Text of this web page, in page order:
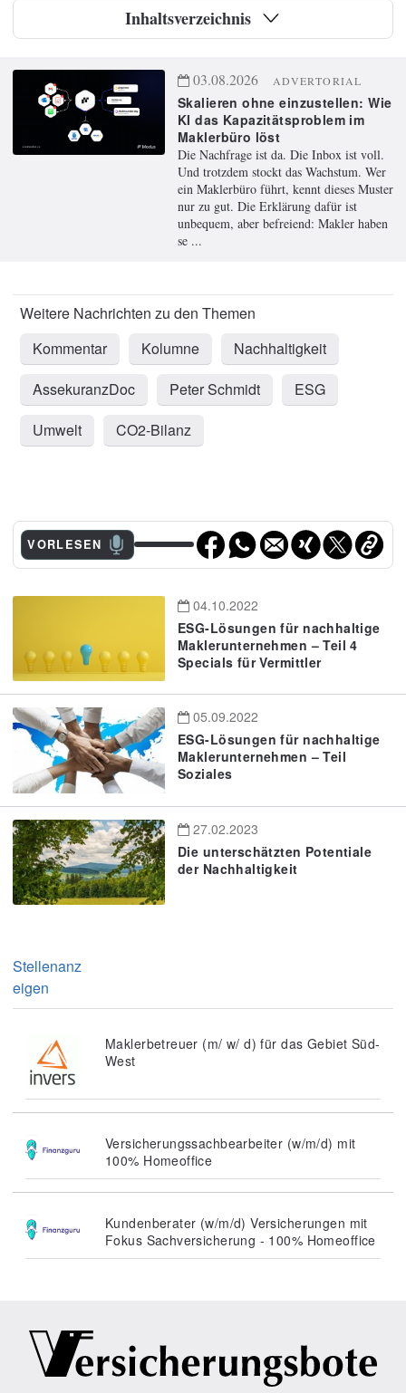
Inhaltsverzeichnis
03.08.2026 ADVERTORIAL
Skalieren ohne einzustellen: Wie
KI das Kapazitätsproblem im
Maklerbüro löst
Die Nachfrage ist da. Die Inbox ist voll.
Und trotzdem stockt das Wachstum. Wer
ein Maklerbüro führt, kennt dieses Muster
nur zu gut. Die Erklärung dafür ist
unbequem, aber befreiend: Makler haben
se ...
Kommentar Kolumne
Nachhaltigkeit
AssekuranzDoc
Peter Schmidt
ESG
Umwelt
CO2-Bilanz
VORLESEN
04.10.2022
ESG-Lösungen für nachhaltige
Maklerunternehmen – Teil 4
Specials für Vermittler
05.09.2022
ESG-Lösungen für nachhaltige
Maklerunternehmen – Teil
Soziales
27.02.2023
Die unterschätzten Potentiale
der Nachhaltigkeit
Stellenanz
eigen
Maklerbetreuer (m/ w/ d) für das Gebiet Süd-
West
Versicherungssachbearbeiter (w/m/d) mit
100% Homeoffice
Kundenberater (w/m/d) Versicherungen mit
Fokus Sachversicherung - 100% Homeoffice